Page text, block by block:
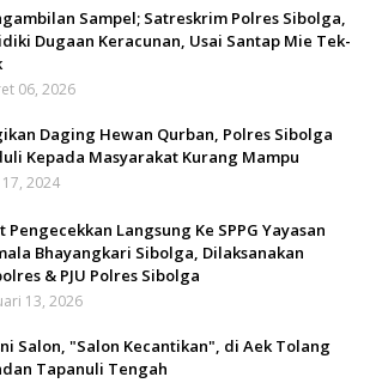
Sampel; Satreskrim Polres Sibolga,
Dugaan Keracunan, Usai Santap Mie Tek-
06, 2026
Daging Hewan Qurban, Polres Sibolga
Kepada Masyarakat Kurang Mampu
17, 2024
Pengecekkan Langsung Ke SPPG Yayasan
Bhayangkari Sibolga, Dilaksanakan
& PJU Polres Sibolga
13, 2026
Salon, "Salon Kecantikan", di Aek Tolang
Tapanuli Tengah